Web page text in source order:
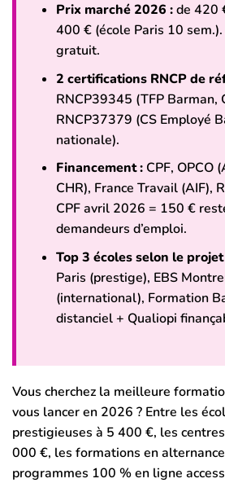
Prix marché 2026 :de 420
400 € (école Paris 10
gratuit.
2 certifications RNCP de
RNCP39345 (TFP Barman,
RNCP37379 (CS Employé
nationale).
Financement :CPF, OPCO
CHR), France Travail (AIF),
CPF avril 2026 = 150 €
demandeurs d’emploi.
Top 3 écoles selon le
Paris (prestige), EBS
(international), Formation
distanciel + Qualiopi
Vous cherchez la meilleure
vous lancer en 2026 ? Entre les
prestigieuses à 5 400 €, les
000 €, les formations en
programmes 100 % en ligne